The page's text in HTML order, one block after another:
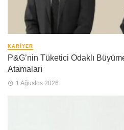
KARIYER
P&G’nin Tüketici Odaklı
Atamaları
1 Ağustos 2026